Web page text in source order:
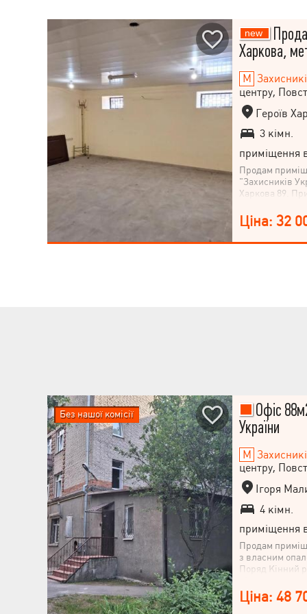
Харкова,
центру,
Героїв
3 кімн.
приміщення
Продам
"Захисників
Харкова 89.
складається з
68,5 м².
під
Ціна: 32
Офіс
України
центру,
Ігоря
4 кімн.
приміщення
Продам
з власним
Поряд Кінний
транспортний
Захисників
Ціна: 48
Без нашої комісії